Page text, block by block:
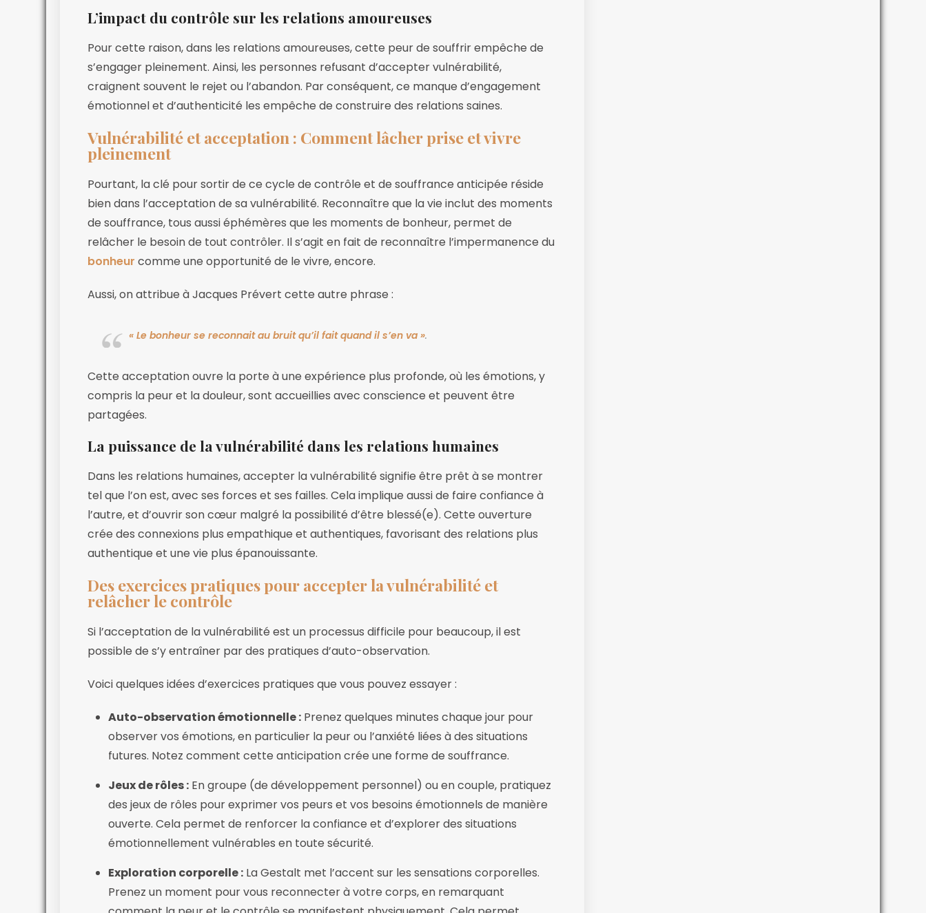
L’impact du contrôle sur les relations amoureuses
Pour cette raison, dans les relations amoureuses, cette peur de souffrir empêche de
s’engager pleinement. Ainsi, les personnes refusant d’accepter vulnérabilité,
craignent souvent le rejet ou l’abandon. Par conséquent, ce manque d’engagement
émotionnel et d’authenticité les empêche de construire des relations saines.
Vulnérabilité et acceptation : Comment lâcher prise et vivre
pleinement
Pourtant, la clé pour sortir de ce cycle de contrôle et de souffrance anticipée réside
bien dans l’acceptation de sa vulnérabilité. Reconnaître que la vie inclut des moments
de souffrance, tous aussi éphémères que les moments de bonheur, permet de
relâcher le besoin de tout contrôler. Il s’agit en fait de reconnaître l’impermanence du
bonheur comme une opportunité de le vivre, encore.
Aussi, on attribue à Jacques Prévert cette autre phrase :
« Le bonheur se reconnait au bruit qu’il fait quand il s’en va ».
Cette acceptation ouvre la porte à une expérience plus profonde, où les émotions, y
compris la peur et la douleur, sont accueillies avec conscience et peuvent être
partagées.
La puissance de la vulnérabilité dans les relations humaines
Dans les relations humaines, accepter la vulnérabilité signifie être prêt à se montrer
tel que l’on est, avec ses forces et ses failles. Cela implique aussi de faire confiance à
l’autre, et d’ouvrir son cœur malgré la possibilité d’être blessé(e). Cette ouverture
crée des connexions plus empathique et authentiques, favorisant des relations plus
authentique et une vie plus épanouissante.
Des exercices pratiques pour accepter la vulnérabilité et
relâcher le contrôle
Si l’acceptation de la vulnérabilité est un processus difficile pour beaucoup, il est
possible de s’y entraîner par des pratiques d’auto-observation.
Voici quelques idées d’exercices pratiques que vous pouvez essayer :
Auto-observation émotionnelle : Prenez quelques minutes chaque jour pour
observer vos émotions, en particulier la peur ou l’anxiété liées à des situations
futures. Notez comment cette anticipation crée une forme de souffrance.
Jeux de rôles : En groupe (de développement personnel) ou en couple, pratiquez
des jeux de rôles pour exprimer vos peurs et vos besoins émotionnels de manière
ouverte. Cela permet de renforcer la confiance et d’explorer des situations
émotionnellement vulnérables en toute sécurité.
Exploration corporelle : La Gestalt met l’accent sur les sensations corporelles.
Prenez un moment pour vous reconnecter à votre corps, en remarquant